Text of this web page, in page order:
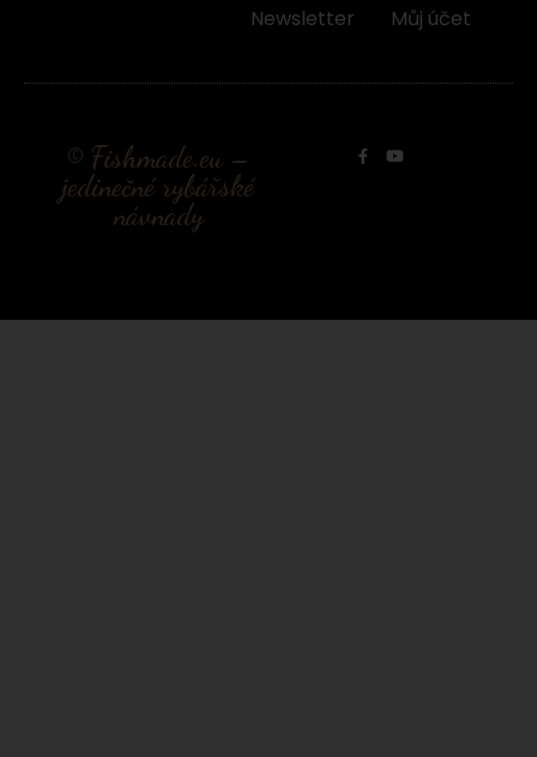
Newsletter
Můj účet
© Fishmade.eu –
jedinečné rybářské
návnady